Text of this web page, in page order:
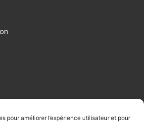
pour améliorer l’expérience utilisateur et pour